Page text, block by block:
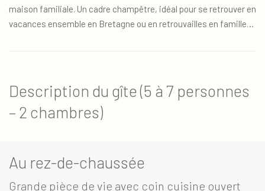
maison familiale. Un cadre champêtre, idéal pour se retrouver en
vacances ensemble en Bretagne ou en retrouvailles en famille…
Description du gîte (5 à 7 personnes
– 2 chambres)
Au rez-de-chaussée
Grande pièce de vie avec coin cuisine ouvert